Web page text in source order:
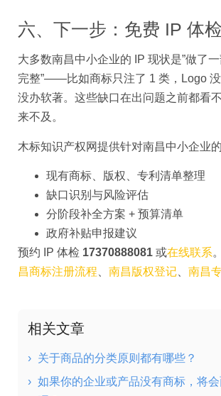
六、下一步：免费 IP 体检
大多数南昌中小企业的 IP 现状是”做了
完整”——比如商标只注了 1 类，Logo
没办软著。这些缺口在出问题之前都看
来不及。
木标知识产权网提供针对南昌中小企业
现有商标、版权、专利清单整理
缺口识别与风险评估
分阶段补全方案 + 预算清单
政府补贴申报建议
预约 IP 体检 17370888081 或在线联系
昌商标注册流程
南昌版权登记 南昌
相关文章
› 关于商品的分类原则都有哪些？
› 如果你的企业或产品没有商标，将